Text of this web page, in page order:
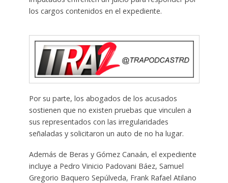
los cargos contenidos en el expediente.
Por su parte, los abogados de los acusados
sostienen que no existen pruebas que vinculen a
sus representados con las irregularidades
señaladas y solicitaron un auto de no ha lugar.
Además de Beras y Gómez Canaán, el expediente
incluye a Pedro Vinicio Padovani Báez, Samuel
Gregorio Baquero Sepúlveda, Frank Rafael Atilano